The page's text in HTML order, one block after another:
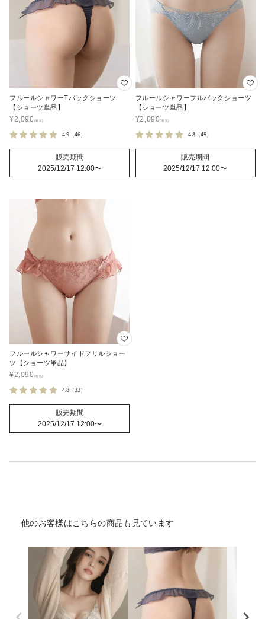
フルールシャワーTバックショーツ
【ショーツ単品】
¥2,090
4.9 （46）
販売期間
2025/12/17 12:00〜
フルールシャワーフルバックショーツ
【ショーツ単品】
¥2,090
4.8（45）
販売期間
2025/12/17 12:00〜
フルールシャワーサイドフリルショー
ツ【ショーツ単品】
¥2,090
4.8 （33）
販売期間
2025/12/17 12:00〜
他のお客様はこちらの商品も見ています